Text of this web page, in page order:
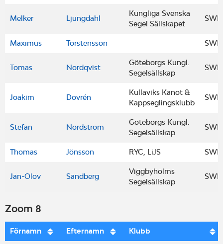
Melker Ljungdahl
Kungliga Svenska
Segel Sällskapet
SWE
Maximus Torstensson SWE
Tomas Nordqvist
Göteborgs Kungl.
Segelsällskap
SWE
Joakim Dovrén
Kullaviks Kanot &
Kappseglingsklubb
SWE
Stefan Nordström
Göteborgs Kungl.
Segelsällskap
SWE
Thomas Jönsson RYC, LiJS SWE
Jan-Olov Sandberg
Viggbyholms
Segelsällskap
SWE
Zoom 8
Förnamn Efternamn Klubb